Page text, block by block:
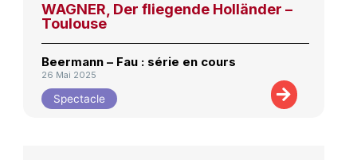
WAGNER, Der fliegende Holländer –
Toulouse
Beermann – Fau : série en cours
26 Mai 2025
Spectacle